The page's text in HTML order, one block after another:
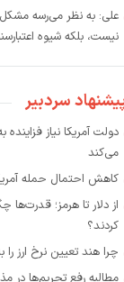
علی: به نظر می‌رسه
نیست، بلکه شیوه
سردبیر
دولت آمریکا نیاز
می‌کند
کاهش احتمال حمله آمریکا
از دلار تا هرمز؛ قدرت‌ها
کردند؟
چرا هند تعیین نرخ ارز را
مطالبه رفع تحریم‌ها در